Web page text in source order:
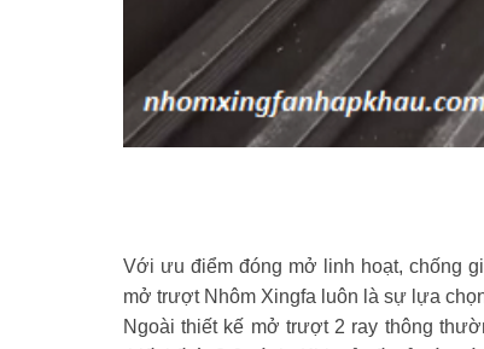
Với ưu điểm đóng mở linh hoạt, chống
mở trượt Nhôm Xingfa luôn là sự lựa
Ngoài thiết kế mở trượt 2 ray thông